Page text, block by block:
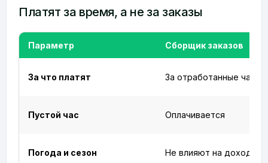
Платят за время, а не за заказы
Параметр Сборщик заказов
За что платят За отработанные часы
Пустой час Оплачивается
Погода и сезон Не влияют на доход